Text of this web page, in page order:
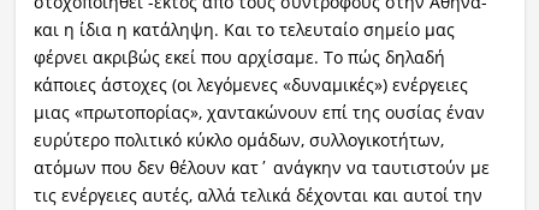
και η ίδια η κατάληψη. Και το τελευταίο σημείο μας
φέρνει ακριβώς εκεί που αρχίσαμε. Το πώς δηλαδή
κάποιες άστοχες (οι λεγόμενες «δυναμικές») ενέργειες
μιας «πρωτοπορίας», χαντακώνουν επί της ουσίας έναν
ευρύτερο πολιτικό κύκλο ομάδων, συλλογικοτήτων,
ατόμων που δεν θέλουν κατ΄ ανάγκην να ταυτιστούν με
τις ενέργειες αυτές, αλλά τελικά δέχονται και αυτοί την